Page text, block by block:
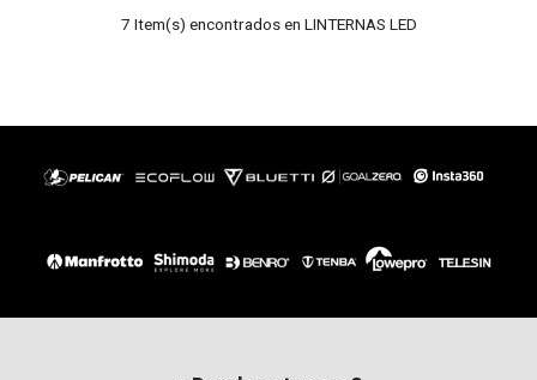
7 Item(s) encontrados en LINTERNAS LED